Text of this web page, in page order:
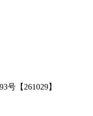
号【261029】